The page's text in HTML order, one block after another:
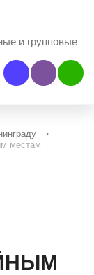
и групповые
Наш ViberНаш
местам